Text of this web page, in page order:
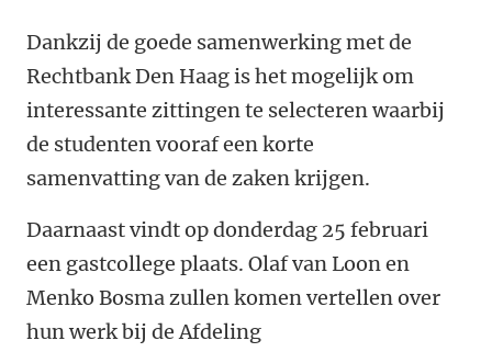
Dankzij de goede samenwerking met de
Rechtbank Den Haag is het mogelijk om
interessante zittingen te selecteren waarbij
de studenten vooraf een korte
samenvatting van de zaken krijgen.
Daarnaast vindt op donderdag 25 februari
een gastcollege plaats. Olaf van Loon en
Menko Bosma zullen komen vertellen over
hun werk bij de Afdeling